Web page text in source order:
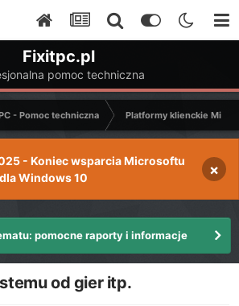
Fixitpc.pl
pomoc techniczna
- Pomoc techniczna Platformy klienckie
- Koniec wsparcia Microsoftu
dla Windows 10
×
pomocne raporty i informacje
od gier itp.